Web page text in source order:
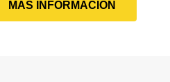
MÁS INFORMACIÓN